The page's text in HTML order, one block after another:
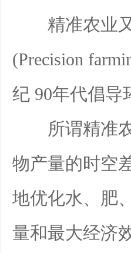
精准农业又
(Precision
纪 90年代倡导
所谓精准农
物产量的时空
地优化水、肥
量和最大经济